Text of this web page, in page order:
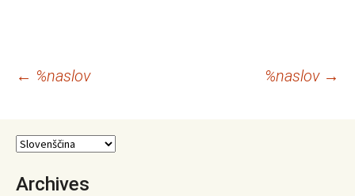
Krmarjenje
prispevkih
← %naslov %naslov →
Archives